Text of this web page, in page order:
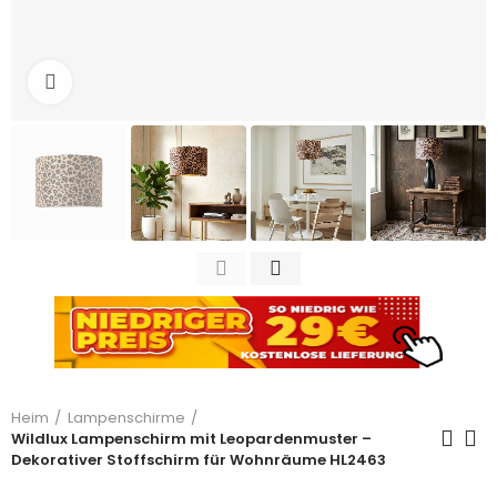
Heim
Lampenschirme
Wildlux Lampenschirm mit Leopardenmuster –
Dekorativer Stoffschirm für Wohnräume HL2463